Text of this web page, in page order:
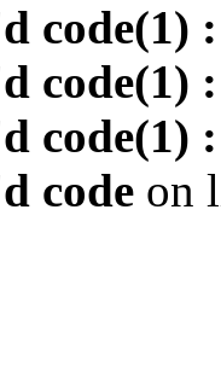
code(1)
code(1)
code(1)
code on